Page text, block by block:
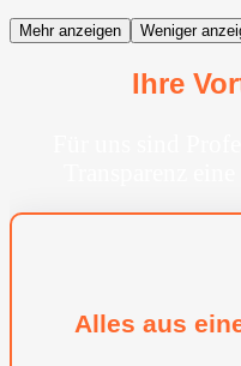
Mehr anzeigen Weniger
Ihre
Alles aus